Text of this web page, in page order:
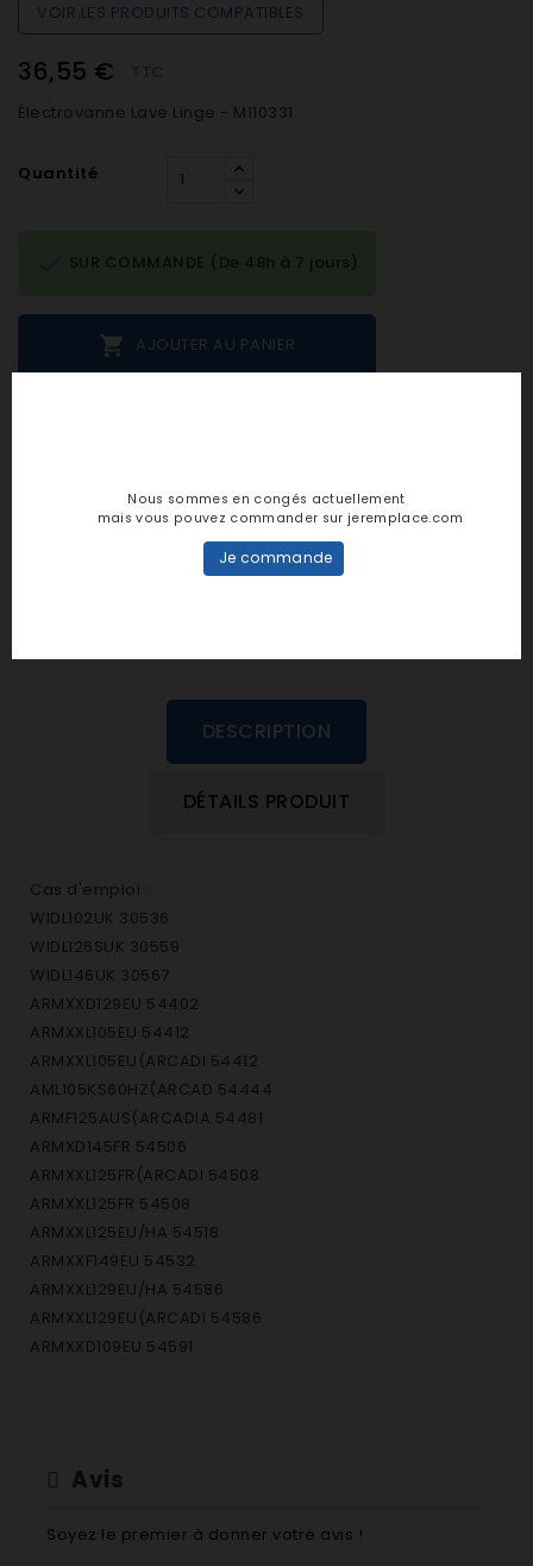
VOIR LES PRODUITS COMPATIBLES
36,55 €
Électrovanne Lave Linge - M110331
Quantité
 AJOUTER AU PANIER
SUR COMMANDE (De 48h à 7 jours)
personne n'a encore posté d'avis
DESCRIPTION
DÉTAILS PRODUIT
Cas d'emploi :
WIDL102UK 30536
WIDL126SUK 30559
WIDL146UK 30567
ARMXXD129EU 54402
ARMXXL105EU 54412
ARMXXL105EU(ARCADI 54412
AML105KS60HZ(ARCAD 54444
ARMF125AUS(ARCADIA 54481
ARMXD145FR 54506
ARMXXL125FR(ARCADI 54508
ARMXXL125FR 54508
ARMXXL125EU/HA 54518
ARMXXF149EU 54532
ARMXXL129EU/HA 54586
ARMXXL129EU(ARCADI 54586
ARMXXD109EU 54591
ARMXXF145FR 54647
ARMXL135FR 54697
Avis
Soyez le premier à donner votre avis !
Nous sommes en congés actuellement
mais vous pouvez commander sur jeremplace.com
Je commande